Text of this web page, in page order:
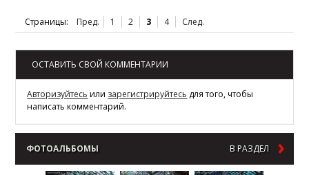
Страницы: Пред. 1 2 3 4 След.
ОСТАВИТЬ СВОЙ КОММЕНТАРИИ
Авторизуйтесь или зарегистрируйтесь для того, чтобы
написать комментарий.
ФОТОАЛЬБОМЫ В РАЗДЕЛ